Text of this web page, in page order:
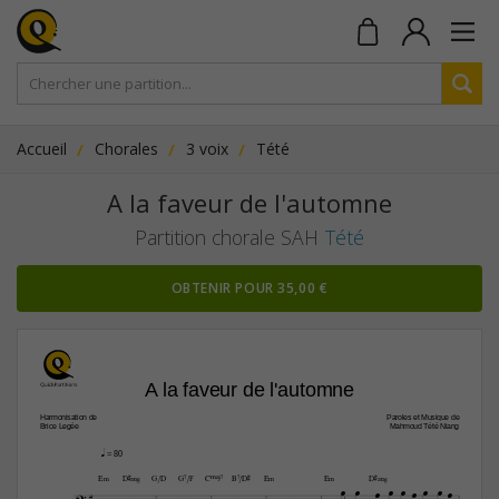
Accueil Chorales 3 voix Tété
A la faveur de l'automne
Partition chorale SAH Tété
OBTENIR POUR 35,00 €
Harmonisation de
Brice Legée
Paroles et Musique de
Mahmoud Tété Niang
A la faveur de l'automne
q = 80
E‹ D©æ G/D G7/F CŒ„Š7 B7/D© E‹ E‹ D©æ
        